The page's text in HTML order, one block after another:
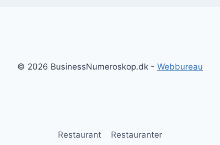
© 2026 BusinessNumeroskop.dk - Webbureau
Restaurant Restauranter